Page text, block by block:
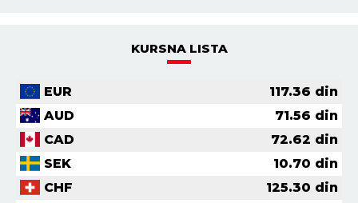
KURSNA LISTA
EUR 117.36 din
AUD
71.56 din
CAD
72.62 din
SEK
10.70 din
CHF
125.30 din